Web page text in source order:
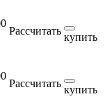
Рассчитать
купить
Рассчитать
купить